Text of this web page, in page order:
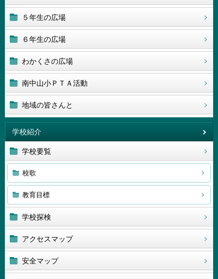
５年生の広場
６年生の広場
わかくさの広場
南中山小ＰＴＡ活動
地域の皆さんと
学校紹介
学校要覧
校歌
教育目標
学校探検
アクセスマップ
安全マップ